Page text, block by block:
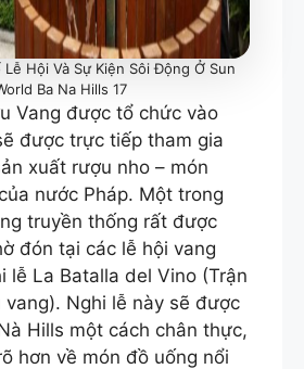
Lễ Hội Và Sự Kiện Sôi Động Ở Sun
Ba Na Hills 17
Vang được tổ chức vào
được trực tiếp tham gia
xuất rượu nho – món
nước Pháp. Một trong
truyền thống rất được
đón tại các lễ hội vang
lễ La Batalla del Vino (Trận
vang). Nghi lễ này sẽ được
Hills một cách chân thực,
hơn về món đồ uống nổi